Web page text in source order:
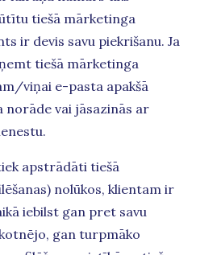
tiešā mārketinga
ir devis savu piekrišanu. Ja
tiešā mārketinga
viņai e-pasta apakšā
norāde vai jāsazinās ar
apstrādāti tiešā
nolūkos, klientam ir
iebilst gan pret savu
gan turpmāko